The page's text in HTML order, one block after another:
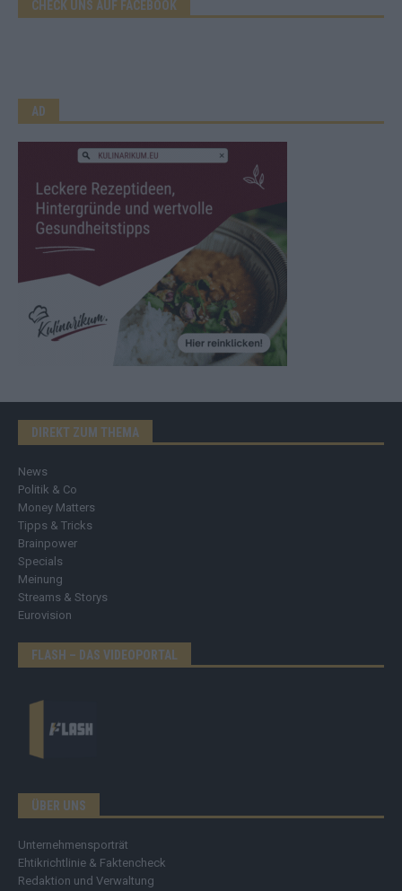
CHECK UNS AUF FACEBOOK
AD
DIREKT ZUM THEMA
News
Politik & Co
Money Matters
Tipps & Tricks
Brainpower
Specials
Meinung
Streams & Storys
Eurovision
FLASH – DAS VIDEOPORTAL
ÜBER UNS
Unternehmensporträt
Ehtikrichtlinie & Faktencheck
Redaktion und Verwaltung